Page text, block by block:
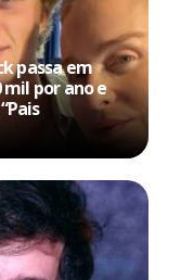
passa em
mil por ano e